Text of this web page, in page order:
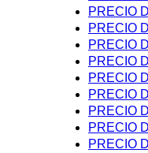
PRECIO
PRECIO
PRECIO
PRECIO
PRECIO
PRECIO
PRECIO
PRECIO
PRECIO